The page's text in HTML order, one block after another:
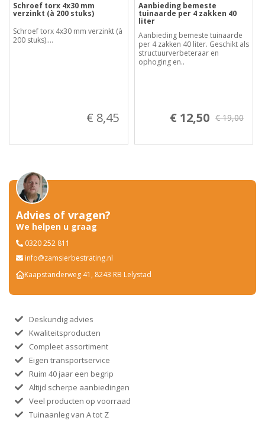
Schroef torx 4x30 mm
verzinkt (à 200 stuks)
Schroef torx 4x30 mm verzinkt (à
200 stuks)....
€ 8,45
Aanbieding bemeste
tuinaarde per 4 zakken 40
liter
Aanbieding bemeste tuinaarde
per 4 zakken 40 liter. Geschikt als
structuurverbeteraar en
ophoging en..
€ 12,50 € 19,00
Advies of vragen?
We helpen u graag
0320 252 811
info@zamsierbestrating.nl
Kaapstanderweg 41, 8243 RB Lelystad
Deskundig advies
Kwaliteitsproducten
Compleet assortiment
Eigen transportservice
Ruim 40 jaar een begrip
Altijd scherpe aanbiedingen
Veel producten op voorraad
Tuinaanleg van A tot Z